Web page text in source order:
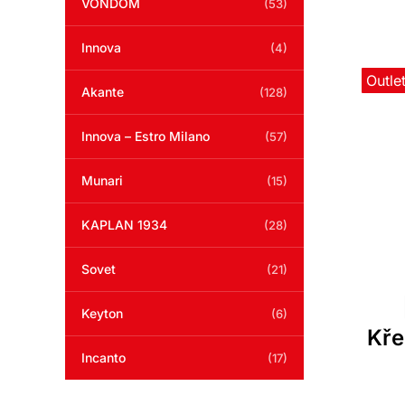
VONDOM (53)
Innova (4)
Akante (128)
Innova – Estro Milano (57)
Munari (15)
KAPLAN 1934 (28)
Sovet (21)
Keyton (6)
Incanto (17)
Outlet